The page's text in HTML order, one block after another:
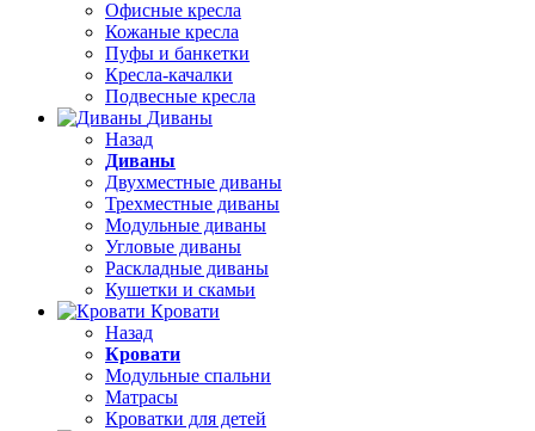
Офисные кресла
Кожаные кресла
Пуфы и банкетки
Кресла-качалки
Подвесные кресла
Диваны
Назад
Диваны
Двухместные диваны
Трехместные диваны
Модульные диваны
Угловые диваны
Раскладные диваны
Кушетки и скамьи
Кровати
Назад
Кровати
Модульные спальни
Матрасы
Кроватки для детей